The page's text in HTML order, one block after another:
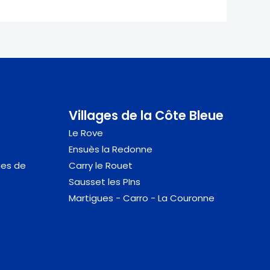
de
Villages de la Côte Bleue
Le Rove
Ensuès la Redonne
Carry le Rouet
Sausset les PIns
Martigues - Carro - La Couronne